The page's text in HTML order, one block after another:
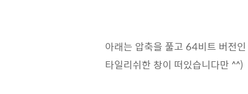
아래는 압축을 풀고 64비트 버전인
타일리쉬한 창이 떠있습니다만 ^^)